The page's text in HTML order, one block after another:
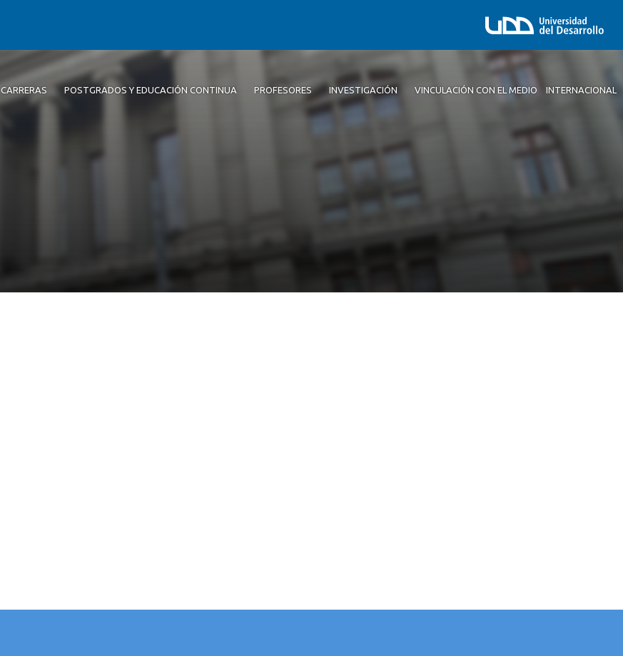
CARRERAS POSTGRADOS Y EDUCACIÓN CONTINUA PROFESORES INVESTIGACIÓN VINCULACIÓN CON EL MEDIO INTERNACIONAL